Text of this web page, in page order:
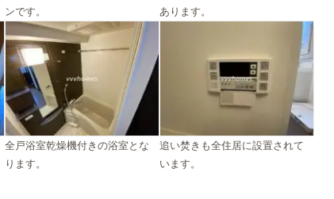
ンです。
あります。
全戸浴室乾燥機付きの浴室とな
ります。
追い焚きも全住居に設置されて
います。